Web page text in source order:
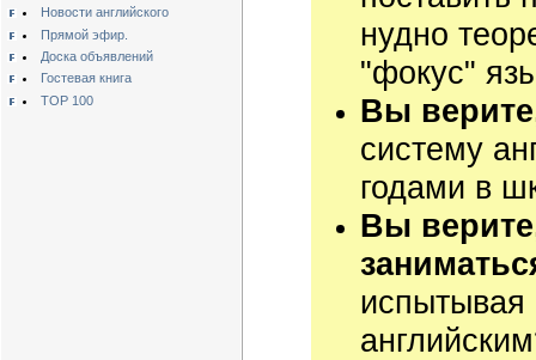
Новости английского
Прямой эфир.
Доска объявлений
Гостевая книга
TOP 100
нудно
"фокус"
Вы
систему
годами в
Вы
испытывая